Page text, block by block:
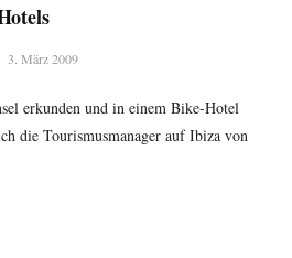
3. März 2009
erkunden und in einem Bike-Hotel
die Tourismusmanager auf Ibiza von